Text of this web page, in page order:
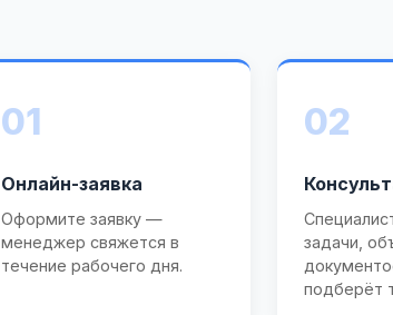
01
Онлайн-заявка
Оформите заявку —
менеджер свяжется в
течение рабочего дня.
02
задачи,
подберёт